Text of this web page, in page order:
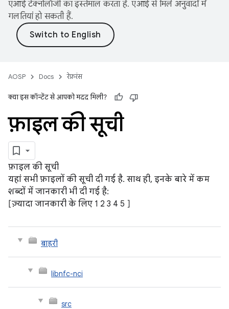
एआई टेक्नोलॉजी का इस्तेमाल करता है. एआई से मिले अनुवादों में
गलतियां हो सकती हैं.
AOSP Docs रेफ़रंस
क्या इस कॉन्टेंट से आपको मदद मिली?
फ़ाइल की सूची
फ़ाइल की सूची
यहां सभी फ़ाइलों की सूची दी गई है. साथ ही, इनके बारे में कम
शब्दों में जानकारी भी दी गई है:
[ज़्यादा जानकारी के लिए 1 2 3 4 5 ]
बाहरी
libnfc-nci
src